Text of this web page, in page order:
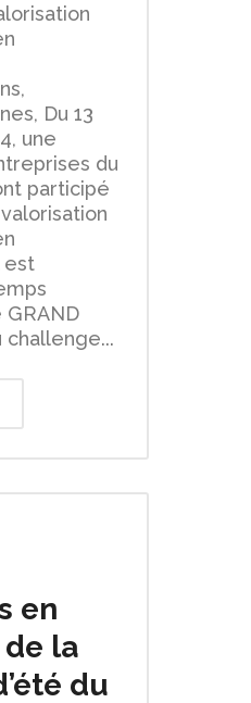
Du 13
une
du
participé
est
challenge...
en
la
du